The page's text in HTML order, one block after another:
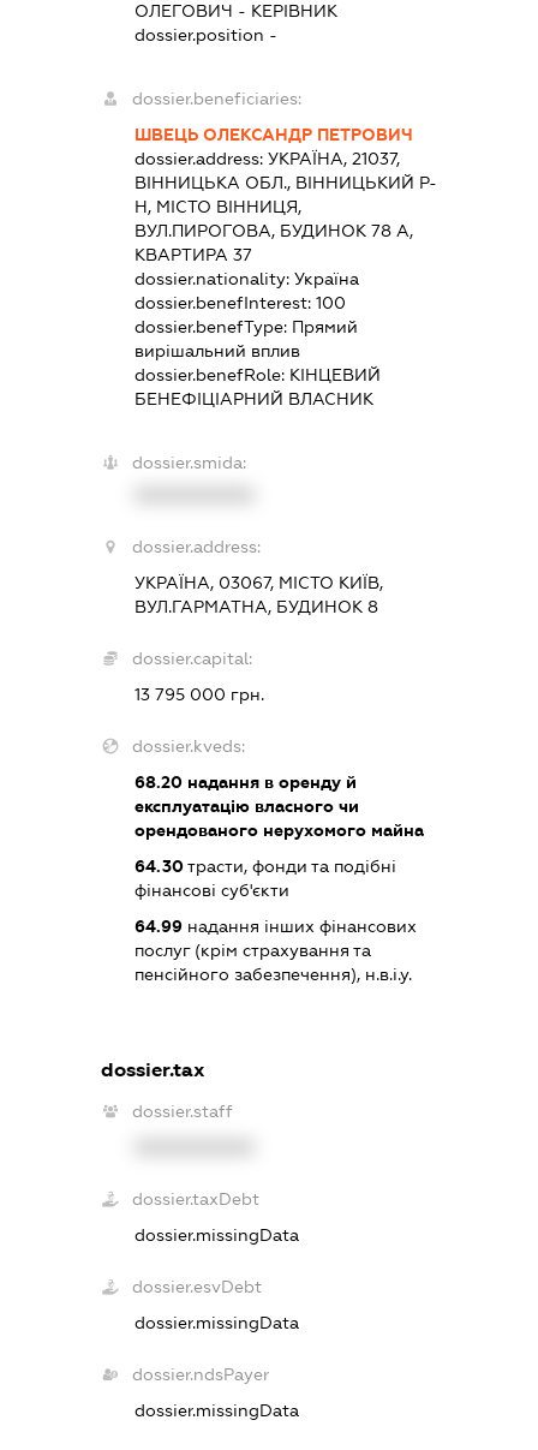
ОЛЕГОВИЧ - КЕРІВНИК
dossier.position -
dossier.beneficiaries:
ШВЕЦЬ ОЛЕКСАНДР ПЕТРОВИЧ
dossier.address: УКРАЇНА, 21037,
ВІННИЦЬКА ОБЛ., ВІННИЦЬКИЙ Р-
Н, МІСТО ВІННИЦЯ,
ВУЛ.ПИРОГОВА, БУДИНОК 78 А,
КВАРТИРА 37
dossier.nationality: Україна
dossier.benefInterest: 100
dossier.benefType: Прямий
вирішальний вплив
dossier.benefRole: КІНЦЕВИЙ
БЕНЕФІЦІАРНИЙ ВЛАСНИК
dossier.smida:
dossier.address:
УКРАЇНА, 03067, МІСТО КИЇВ,
ВУЛ.ГАРМАТНА, БУДИНОК 8
dossier.capital:
13 795 000 грн.
dossier.kveds:
68.20надання в оренду й
експлуатацію власного чи
орендованого нерухомого майна
64.30трасти, фонди та подібні
фінансові суб'єкти
64.99надання інших фінансових
послуг (крім страхування та
пенсійного забезпечення), н.в.і.у.
dossier.tax
dossier.staff
dossier.taxDebt
dossier.missingData
dossier.esvDebt
dossier.missingData
dossier.ndsPayer
dossier.missingData